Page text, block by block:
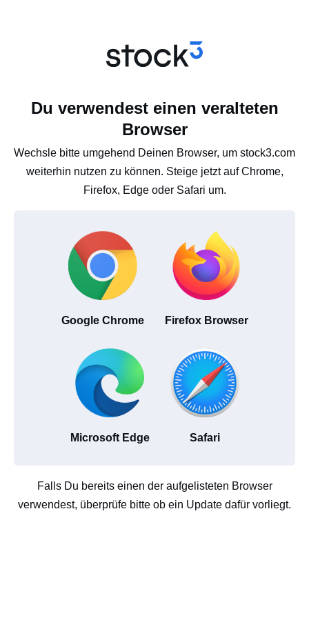
Du verwendest einen veralteten
Browser
Wechsle bitte umgehend Deinen Browser, um stock3.com
weiterhin nutzen zu können. Steige jetzt auf Chrome,
Firefox, Edge oder Safari um.
Google Chrome Firefox Browser
Microsoft Edge Safari
Falls Du bereits einen der aufgelisteten Browser
verwendest, überprüfe bitte ob ein Update dafür vorliegt.